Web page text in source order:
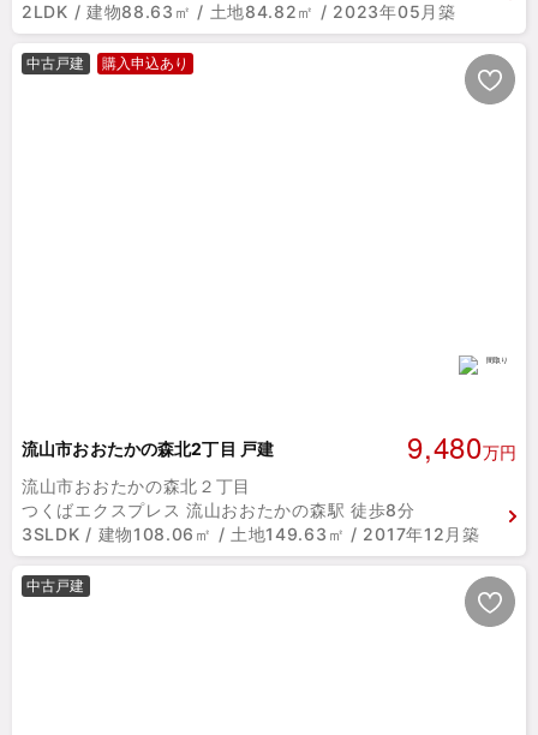
2LDK / 建物88.63㎡ / 土地84.82㎡ / 2023年05月築
中古戸建 購入申込あり
流山市おおたかの森北2丁目 戸建 9,480万円
流山市おおたかの森北２丁目
つくばエクスプレス 流山おおたかの森駅 徒歩8分
3SLDK / 建物108.06㎡ / 土地149.63㎡ / 2017年12月築
中古戸建